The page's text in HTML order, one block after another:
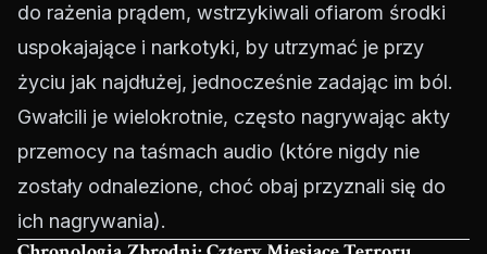
do rażenia prądem, wstrzykiwali ofiarom środki
uspokajające i narkotyki, by utrzymać je przy
życiu jak najdłużej, jednocześnie zadając im ból.
Gwałcili je wielokrotnie, często nagrywając akty
przemocy na taśmach audio (które nigdy nie
zostały odnalezione, choć obaj przyznali się do
ich nagrywania).